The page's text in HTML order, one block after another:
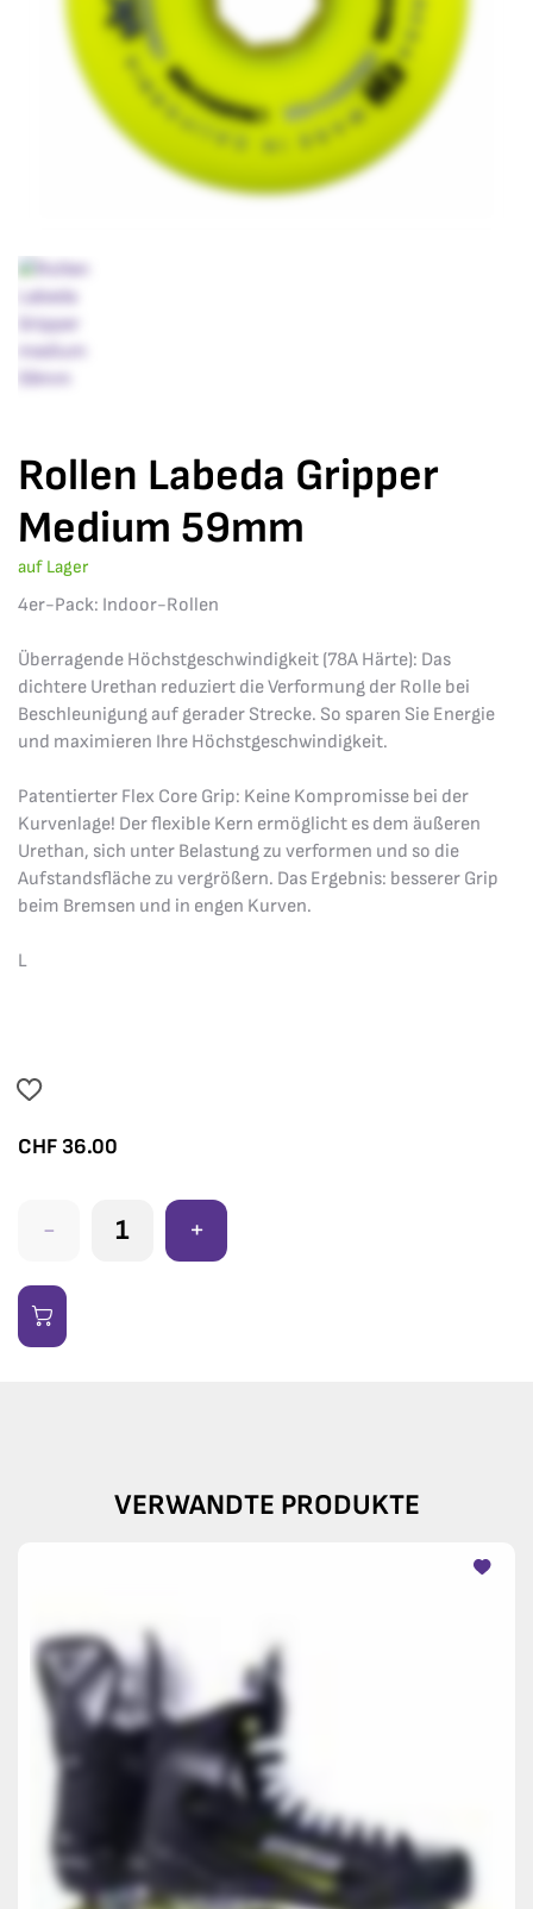
Rollen Labeda Gripper
Medium 59mm
auf Lager
4er-Pack: Indoor-Rollen
Überragende Höchstgeschwindigkeit (78A Härte): Das
dichtere Urethan reduziert die Verformung der Rolle bei
Beschleunigung auf gerader Strecke. So sparen Sie Energie
und maximieren Ihre Höchstgeschwindigkeit.
Patentierter Flex Core Grip: Keine Kompromisse bei der
Kurvenlage! Der flexible Kern ermöglicht es dem äußeren
Urethan, sich unter Belastung zu verformen und so die
Aufstandsfläche zu vergrößern. Das Ergebnis: besserer Grip
beim Bremsen und in engen Kurven.
L
CHF 36.00
- +
VERWANDTE PRODUKTE